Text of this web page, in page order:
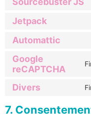
Jetpack
Automattic
Google
reCAPTCHA
Divers
7.